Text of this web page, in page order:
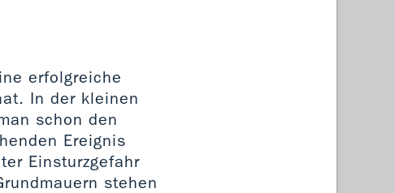
erfolgreiche
In der kleinen
schon den
Ereignis
Einsturzgefahr
stehen